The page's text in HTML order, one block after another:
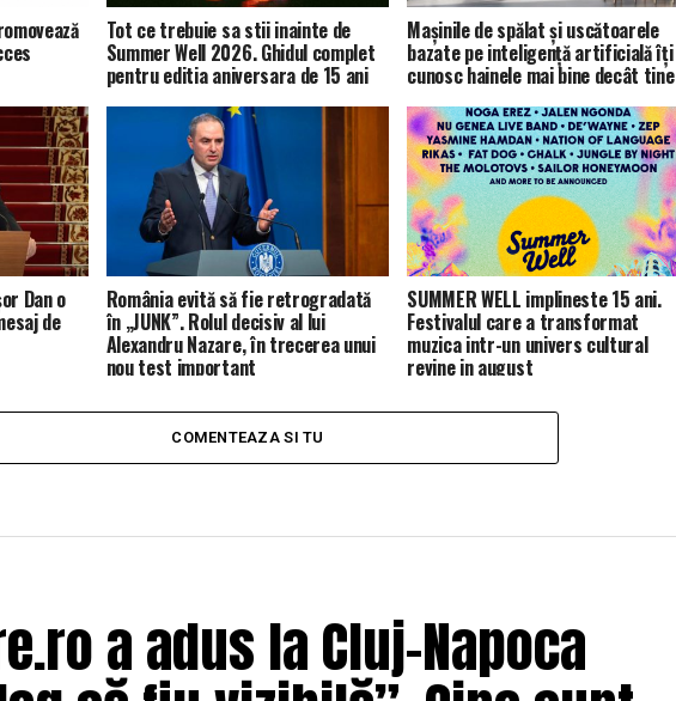
Tot ce trebuie sa stii inainte de
Summer Well 2026. Ghidul complet
pentru editia aniversara de 15 ani
Mașinile de spălat și uscătoarele
bazate pe inteligență artificială îți
cunosc hainele mai bine decât tine
Dan o
de
România evită să fie retrogradată
în „JUNK”. Rolul decisiv al lui
Alexandru Nazare, în trecerea unui
nou test important
SUMMER WELL implineste 15 ani.
Festivalul care a transformat
muzica intr-un univers cultural
revine in august
COMENTEAZA SI TU
a adus la Cluj-Napoca